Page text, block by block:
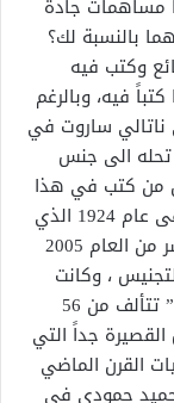
مساهمات جادة
بالنسبة لك؟
وكتب فيه
فيه، وبالرغم
ناتالي ساروت في
تحله الى جنس
من كتب في هذا
الجنس فرانز كافكا المولود عام 1883 والمتوفى عام 1924 الذي
نشرت له مجلة دجلة في عددها السادس عشر من العام 2005
، وكانت
احدى هذه القصص المسماة “حكاية قصيرة ” تتألف من 56
جداً التي
القرن الماضي
حمودي في